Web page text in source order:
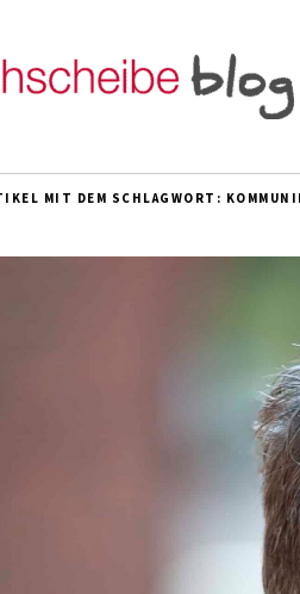
MIT DEM SCHLAGWORT: